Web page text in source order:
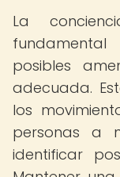
La
posibles
adecuada.
los
personas a
identificar